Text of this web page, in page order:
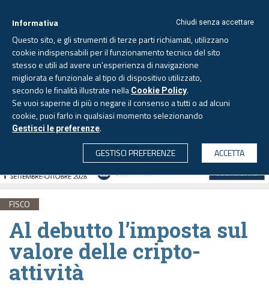
CERCA
Sabato, 8 agosto 2026 - Aggiornato alle 6.00
FISCO
Al debutto l’imposta sul
valore delle cripto-
attività
Chiudi senza accettare
Informativa
Questo sito, e gli strumenti di terze parti richiamati, utilizzano
cookie indispensabili per il funzionamento tecnico del sito
stesso e utili ad avere un'esperienza di navigazione
migliorata e funzionale al tipo di dispositivo utilizzato,
secondo le finalità illustrate nella Cookie Policy.
Se vuoi saperne di più o negare il consenso a tutti o ad alcuni
cookie, puoi farlo in qualsiasi momento selezionando
Gestisci le preferenze.
GESTISCI PREFERENZE
ACCETTA